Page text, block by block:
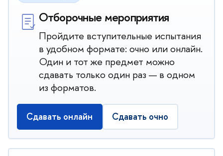
Отборочные мероприятия
Пройдите вступительные испытания
в удобном формате: очно или онлайн.
Один и тот же предмет можно
сдавать только один раз — в одном
из форматов.
Сдавать онлайн Сдавать очно